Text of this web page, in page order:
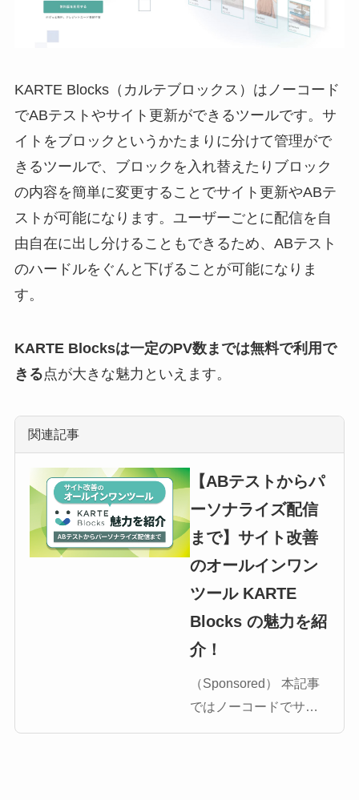
KARTE Blocks（カルテブロックス）はノーコード
でABテストやサイト更新ができるツールです。サ
イトをブロックというかたまりに分けて管理がで
きるツールで、ブロックを入れ替えたりブロック
の内容を簡単に変更することでサイト更新やABテ
ストが可能になります。ユーザーごとに配信を自
由自在に出し分けることもできるため、ABテスト
のハードルをぐんと下げることが可能になりま
す。
KARTE Blocksは一定のPV数までは無料で利用で
きる点が大きな魅力といえます。
関連記事
【ABテストからパ
ーソナライズ配信
まで】サイト改善
のオールインワン
ツール KARTE
Blocks の魅力を紹
介！
（Sponsored） 本記事
ではノーコードでサイ
ト更新や改善ができる